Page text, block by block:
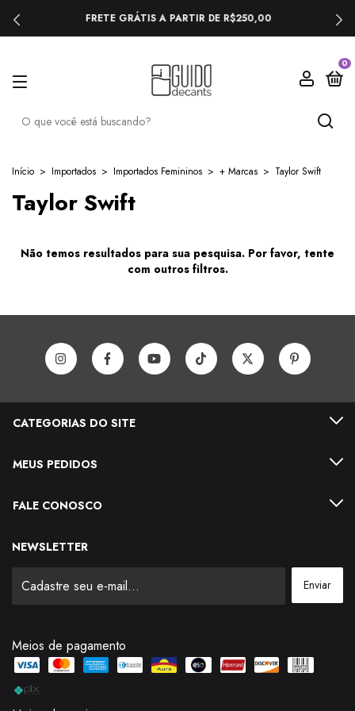
FRETE GRÁTIS A PARTIR DE R$250,00
0
Início > Importados > Importados Femininos > + Marcas > Taylor Swift
Taylor Swift
Não temos resultados para sua pesquisa. Por favor, tente
com outros filtros.
CATEGORIAS DO SITE
MEUS PEDIDOS
FALE CONOSCO
NEWSLETTER
Meios de pagamento